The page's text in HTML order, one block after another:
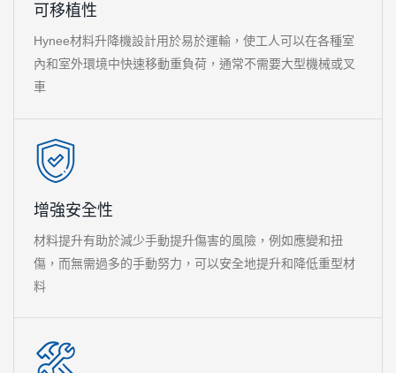
可移植性
Hynee材料升降機設計用於易於運輸，使工人可以在各種室
內和室外環境中快速移動重負荷，通常不需要大型機械或叉
車
增強安全性
材料提升有助於減少手動提升傷害的風險，例如應變和扭
傷，而無需過多的手動努力，可以安全地提升和降低重型材
料